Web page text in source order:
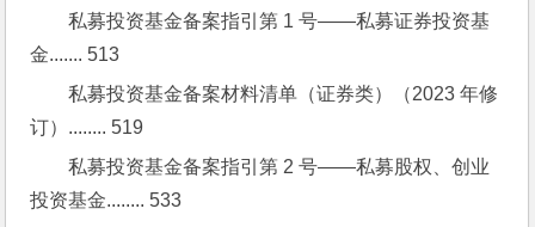
私募投资基金备案指引第 1 号——私募证券投资基
金....... 513
私募投资基金备案材料清单（证券类）（2023 年修
订）........ 519
私募投资基金备案指引第 2 号——私募股权、创业
投资基金........ 533